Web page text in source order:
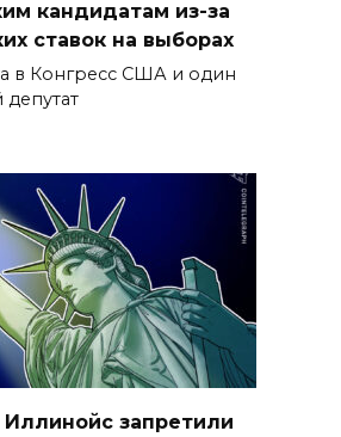
кандидатам из-за
ставок на выборах
в Конгресс США и один
запретили